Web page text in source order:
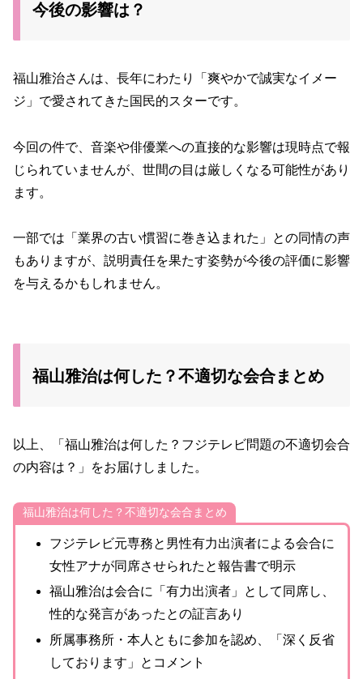
今後の影響は？
福山雅治さんは、長年にわたり「爽やかで誠実なイメー
ジ」で愛されてきた国民的スターです。
今回の件で、音楽や俳優業への直接的な影響は現時点で報
じられていませんが、世間の目は厳しくなる可能性があり
ます。
一部では「業界の古い慣習に巻き込まれた」との同情の声
もありますが、説明責任を果たす姿勢が今後の評価に影響
を与えるかもしれません。
福山雅治は何した？不適切な会合まとめ
以上、「福山雅治は何した？フジテレビ問題の不適切会合
の内容は？」をお届けしました。
福山雅治は何した？不適切な会合まとめ
フジテレビ元専務と男性有力出演者による会合に
女性アナが同席させられたと報告書で明示
福山雅治は会合に「有力出演者」として同席し、
性的な発言があったとの証言あり
所属事務所・本人ともに参加を認め、「深く反省
しております」とコメント